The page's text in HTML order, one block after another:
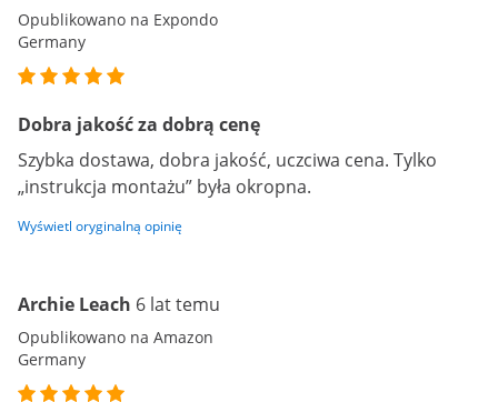
Opublikowano na Expondo
Germany
Dobra jakość za dobrą cenę
Szybka dostawa, dobra jakość, uczciwa cena. Tylko
„instrukcja montażu” była okropna.
Wyświetl oryginalną opinię
Archie Leach 6 lat temu
Opublikowano na Amazon
Germany